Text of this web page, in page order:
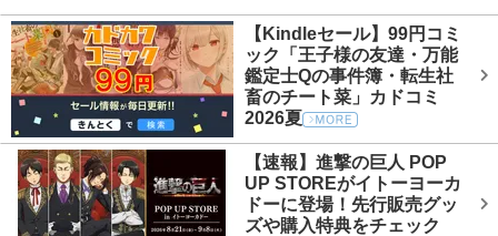
【Kindleセール】99円コミ
ック「王子様の友達・万能
鑑定士Qの事件簿・転生社
畜のチート菜」カドコミ
2026夏
【速報】進撃の巨人 POP
UP STOREがイトーヨーカ
ドーに登場！先行販売グッ
ズや購入特典をチェック